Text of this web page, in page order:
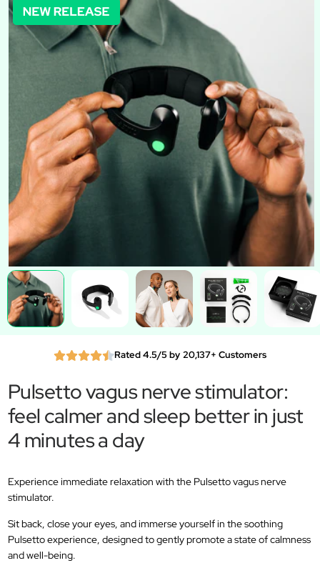
Rated 4.5/5 by 20,137+ Customers
Pulsetto vagus nerve stimulator:
feel calmer and sleep better in just
4 minutes a day
Experience immediate relaxation with the Pulsetto vagus nerve
stimulator.
Sit back, close your eyes, and immerse yourself in the soothing
Pulsetto experience, designed to gently promote a state of calmness
and well-being.